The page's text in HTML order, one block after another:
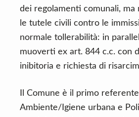
dei regolamenti comunali, ma
le tutele civili contro le
normale tollerabilità: in
muoverti ex art. 844 c.c. con
inibitoria e richiesta di
Il Comune è il primo
Ambiente/Igiene urbana e